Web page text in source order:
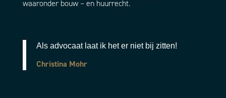
waaronder bouw – en huurrecht.
Als advocaat laat ik het er niet bij zitten!
Christina Mohr